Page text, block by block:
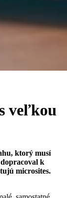
veľkou
ktorý musí
k
microsites.